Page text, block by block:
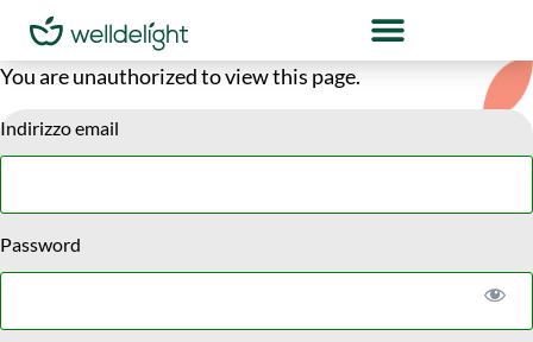
You are unauthorized to view this page.
Indirizzo email
Password